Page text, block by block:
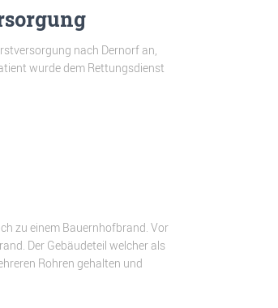
nach Dernorf an,
wurde dem Rettungsdienst
zu einem Bauernhofbrand. Vor
Der Gebäudeteil welcher als
Rohren gehalten und